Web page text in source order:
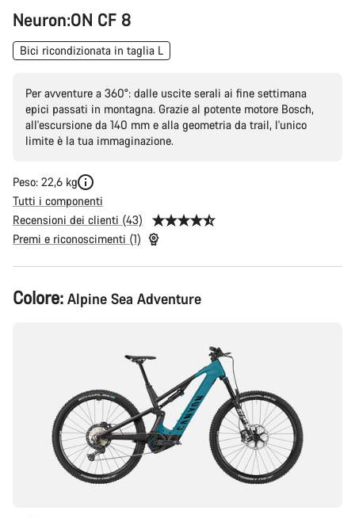
Neuron:ON CF 8
Bici ricondizionata in taglia L
Per avventure a 360°: dalle uscite serali ai fine settimana
epici passati in montagna. Grazie al potente motore Bosch,
all'escursione da 140 mm e alla geometria da trail, l'unico
limite è la tua immaginazione.
Peso: 22,6 kg
Tutti i componenti
Recensioni dei clienti (43)
Premi e riconoscimenti (1)
Configurazione
del
Colore: Alpine Sea Adventure